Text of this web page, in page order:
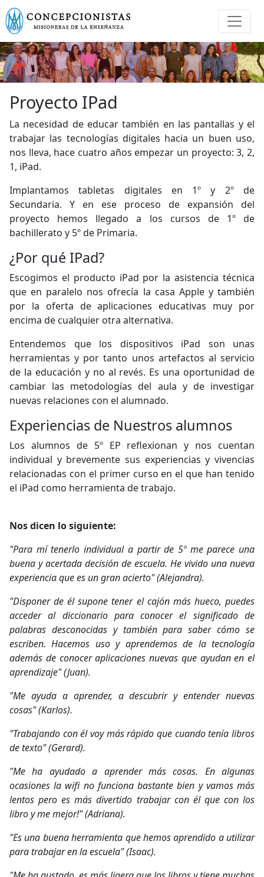
Proyecto IPad
La necesidad de educar también en las pantallas y el
trabajar las tecnologías digitales hacia un buen uso,
nos lleva, hace cuatro años empezar un proyecto: 3, 2,
1, iPad.
Implantamos tabletas digitales en 1º y 2º de
Secundaria. Y en ese proceso de expansión del
proyecto hemos llegado a los cursos de 1º de
bachillerato y 5º de Primaria.
¿Por qué IPad?
Escogimos el producto iPad por la asistencia técnica
que en paralelo nos ofrecía la casa Apple y también
por la oferta de aplicaciones educativas muy por
encima de cualquier otra alternativa.
Entendemos que los dispositivos iPad son unas
herramientas y por tanto unos artefactos al servicio
de la educación y no al revés. Es una oportunidad de
cambiar las metodologías del aula y de investigar
nuevas relaciones con el alumnado.
Experiencias de Nuestros alumnos
Los alumnos de 5º EP reflexionan y nos cuentan
individual y brevemente sus experiencias y vivencias
relacionadas con el primer curso en el que han tenido
el iPad como herramienta de trabajo.
Nos dicen lo siguiente:
"Para mí tenerlo individual a partir de 5º me parece una
buena y acertada decisión de escuela. He vivido una nueva
experiencia que es un gran acierto" (Alejandra).
"Disponer de él supone tener el cajón más hueco, puedes
acceder al diccionario para conocer el significado de
palabras desconocidas y también para saber cómo se
escriben. Hacemos uso y aprendemos de la tecnología
además de conocer aplicaciones nuevas que ayudan en el
aprendizaje" (Juan).
"Me ayuda a aprender, a descubrir y entender nuevas
cosas" (Karlos).
"Trabajando con él voy más rápido que cuando tenía libros
de texto" (Gerard).
"Me ha ayudado a aprender más cosas. En algunas
ocasiones la wifi no funciona bastante bien y vamos más
lentos pero es más divertido trabajar con él que con los
libro y me mejor!" (Adriana).
"Es una buena herramienta que hemos aprendido a utilizar
para trabajar en la escuela" (Isaac).